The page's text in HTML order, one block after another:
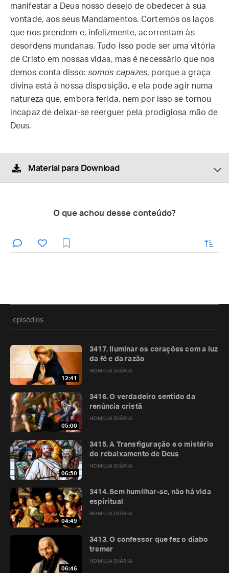
manifestar a Deus nosso desejo de obedecer à sua
vontade, aos seus Mandamentos. Cortemos os laços
que nos prendem e, infelizmente, acorrentam às
desordens mundanas. Tudo isso pode ser uma vitória
de Cristo em nossas vidas, mas é necessário que nos
demos conta disso: somos capazes, porque a graça
divina está à nossa disposição, e ela pode agir numa
natureza que, embora ferida, nem por isso se tornou
incapaz de deixar-se reerguer pela prodigiosa mão de
Deus.
Material para Download
O que achou desse conteúdo?
enviar
episódios
12:41
HOMILIA DIÁRIA
3417. Iluminar os corações com a luz
da fé e da razão
05:00
HOMILIA DIÁRIA
3416. O verdadeiro sentido da
renúncia cristã
06:50
HOMILIA DIÁRIA
3415. A Transfiguração e o mistério
do rebaixamento de Deus
04:49
HOMILIA DIÁRIA
3414. Sem humilhar-se, não há vida
espiritual
06:46
HOMILIA DIÁRIA
3413. O confessor que fez o diabo
tremer